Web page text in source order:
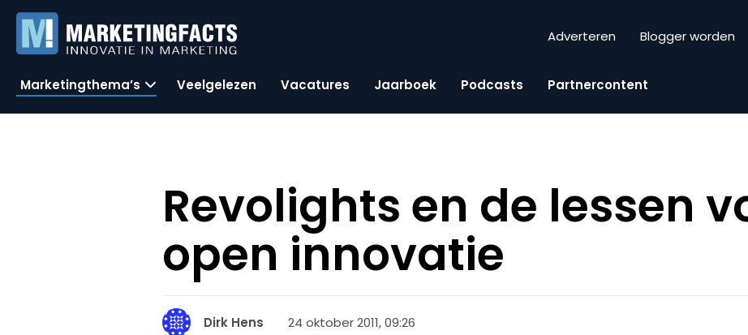
Adverteren Blogger worden
Marketingthema’s Veelgelezen Vacatures Jaarboek Podcasts Partnercontent
Revolights en de lessen
open innovatie
Dirk Hens 24 oktober 2011, 09:26